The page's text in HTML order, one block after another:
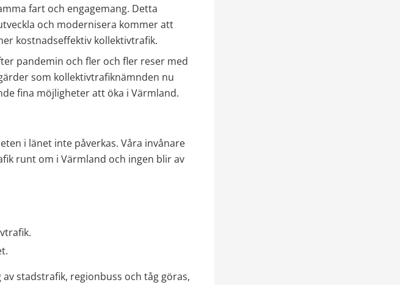
fart och engagemang. Detta
och modernisera kommer att
kostnadseffektiv kollektivtrafik.
pandemin och fler och fler reser med
som kollektivtrafiknämnden nu
fina möjligheter att öka i Värmland.
i länet inte påverkas. Våra invånare
runt om i Värmland och ingen blir av
stadstrafik, regionbuss och tåg göras,